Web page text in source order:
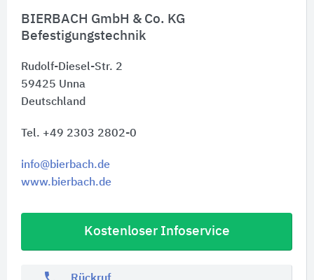
BIERBACH GmbH & Co. KG
Befestigungstechnik
Rudolf-Diesel-Str. 2
59425 Unna
Deutschland
Tel. +49 2303 2802-0
info@bierbach.de
www.bierbach.de
Kostenloser Infoservice